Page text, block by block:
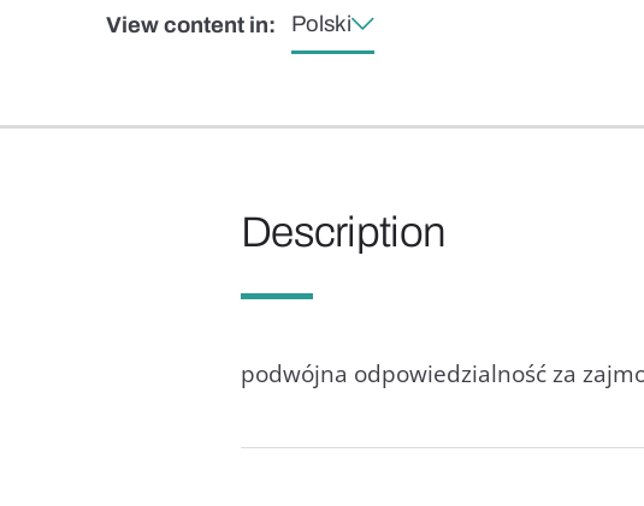
View content in: Polski
Description
podwójna odpowiedzialność za